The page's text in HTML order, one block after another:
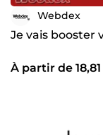
Webdex
Je vais booster
À partir de 18,81